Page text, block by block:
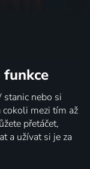
funkce
nebo si
mezi tím až
přetáčet,
a užívat si je za